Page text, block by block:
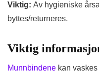
Viktig: Av hygieniske
byttes/returneres.
Viktig
Munnbindene kan